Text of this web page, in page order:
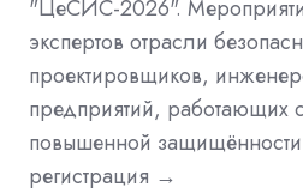
"ЦеСИС-2026".
экспертов отрасли
проектировщиков,
предприятий, работающих
повышенной
регистрация →